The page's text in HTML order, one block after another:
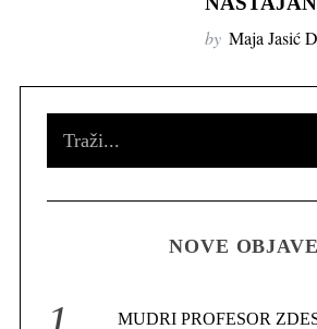
by Maja Jasić
NOVE OBJAVE
MUDRI PROFESOR